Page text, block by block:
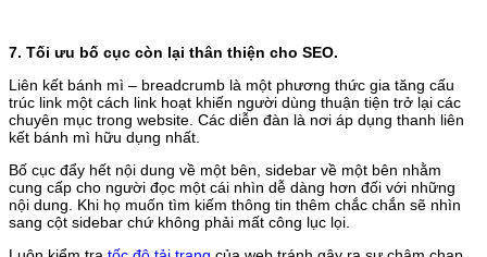
7. Tối ưu bố cục còn lại thân thiện cho SEO.
Liên kết bánh mì – breadcrumb là một phương thức gia tăng cấu
trúc link một cách link hoạt khiến người dùng thuận tiện trở lại các
chuyên mục trong website. Các diễn đàn là nơi áp dụng thanh liên
kết bánh mì hữu dụng nhất.
Bố cục đẩy hết nội dung về một bên, sidebar về một bên nhằm
cung cấp cho người đọc một cái nhìn dễ dàng hơn đối với những
nội dung. Khi họ muốn tìm kiếm thông tin thêm chắc chắn sẽ nhìn
sang cột sidebar chứ không phải mất công lục lọi.